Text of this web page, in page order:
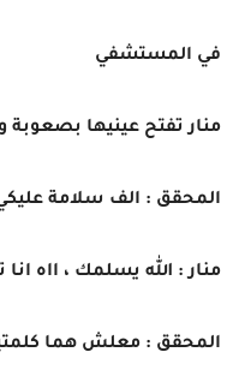
في المستشفي
منار تفتح عينيها
المحقق : الف سلامة
منار : الله يسلمك ، ااه
المحقق : معلش هما